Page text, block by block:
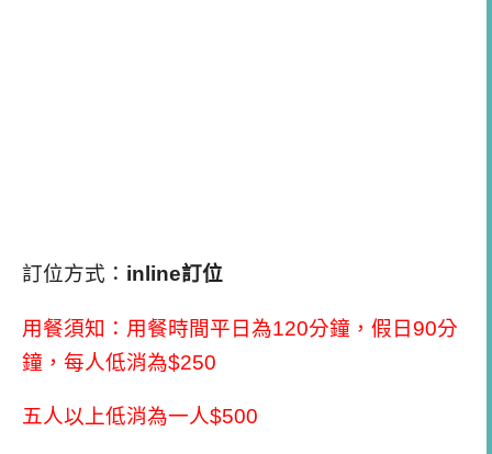
訂位方式： inline訂位
用餐須知：用餐時間平日為120分鐘，假日90分
鐘，每人低消為$250
五人以上低消為一人$500